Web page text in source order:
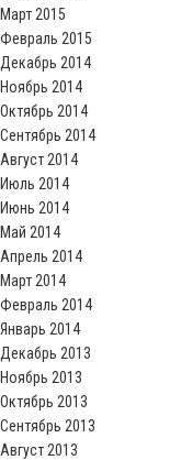
Март 2015
Февраль 2015
Декабрь 2014
Ноябрь 2014
Октябрь 2014
Сентябрь 2014
Август 2014
Июль 2014
Июнь 2014
Май 2014
Апрель 2014
Март 2014
Февраль 2014
Январь 2014
Декабрь 2013
Ноябрь 2013
Октябрь 2013
Сентябрь 2013
Август 2013